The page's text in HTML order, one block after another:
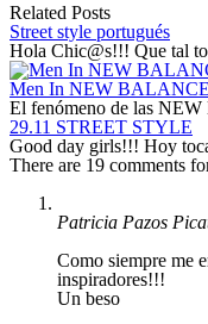
Related Posts
Street style portugués
Hola Chic@s!!! Que tal
Men In NEW BALANCE
El fenómeno de las
29.11 STREET STYLE
Good day girls!!! Hoy
There are 19 comments
Patricia Pazos
Como siempre me
inspiradores!!!
Un beso